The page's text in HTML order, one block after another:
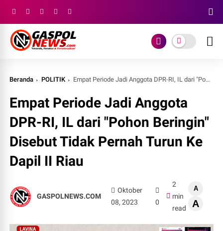
Beranda POLITIK Empat Periode Jadi Anggota DPR-RI, IL dari "Pohon Beringin" Disebut Tidak Pernah Turun Ke Dapil II Riau
Empat Periode Jadi Anggota
DPR-RI, IL dari "Pohon Beringin"
Disebut Tidak Pernah Turun Ke
Dapil II Riau
GASPOLNEWS.COM
Oktober
08, 2023
0
2
min
read
A
A